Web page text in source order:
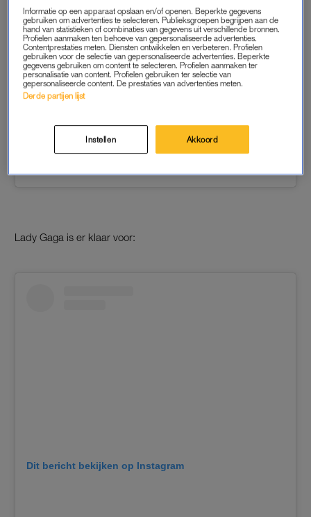
Dit bericht bekijken op Instagram
Lady Gaga is er klaar voor:
Dit bericht bekijken op Instagram
Informatie op een apparaat opslaan en/of openen. Beperkte gegevens
gebruiken om advertenties te selecteren. Publieksgroepen begrijpen aan de
hand van statistieken of combinaties van gegevens uit verschillende bronnen.
Profielen aanmaken ten behoeve van gepersonaliseerde advertenties.
Contentprestaties meten. Diensten ontwikkelen en verbeteren. Profielen
gebruiken voor de selectie van gepersonaliseerde advertenties. Beperkte
gegevens gebruiken om content te selecteren. Profielen aanmaken ter
personalisatie van content. Profielen gebruiken ter selectie van
gepersonaliseerde content. De prestaties van advertenties meten.
Derde partijen lijst
Instellen Akkoord